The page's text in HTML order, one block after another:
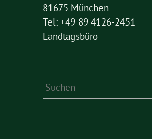
81675 München
Tel: +49 89 4126-2451
Landtagsbüro
Suchen